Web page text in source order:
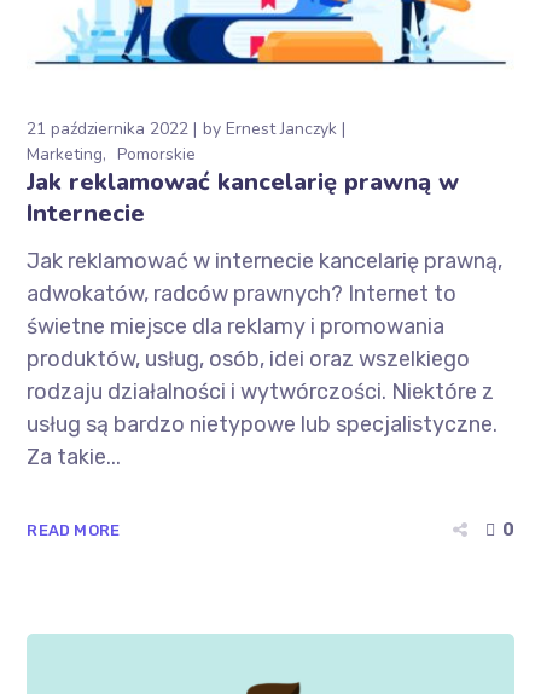
21 października 2022 byErnest Janczyk
Marketing
Pomorskie
Jak reklamować kancelarię prawną w
Internecie
Jak reklamować w internecie kancelarię prawną,
adwokatów, radców prawnych? Internet to
świetne miejsce dla reklamy i promowania
produktów, usług, osób, idei oraz wszelkiego
rodzaju działalności i wytwórczości. Niektóre z
usług są bardzo nietypowe lub specjalistyczne.
Za takie...
READ MORE 0